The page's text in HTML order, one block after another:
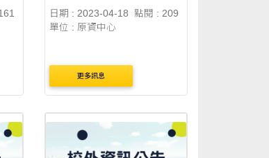
日期 : 2023-04-18
點閱 : 209
單位 : 原資中心
更多訊息